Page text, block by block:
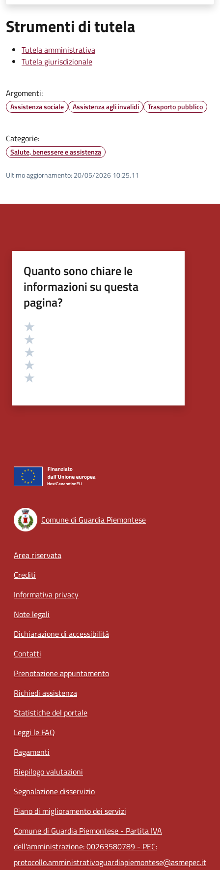
Strumenti di tutela
Tutela amministrativa
Tutela giurisdizionale
Argomenti:
Assistenza sociale Assistenza agli invalidi Trasporto pubblico
Categorie:
Salute, benessere e assistenza
Ultimo aggiornamento: 20/05/2026 10:25.11
Quanto sono chiare le
informazioni su questa
pagina?
Valutazione
Comune di Guardia Piemontese
Footer menu
Area riservata
Crediti
Informativa privacy
Note legali
Dichiarazione di accessibilità
Contatti
Prenotazione appuntamento
Richiedi assistenza
Statistiche del portale
Leggi le FAQ
Pagamenti
Riepilogo valutazioni
Segnalazione disservizio
Piano di miglioramento dei servizi
Comune di Guardia Piemontese - Partita IVA
dell'amministrazione: 00263580789 - PEC:
protocollo.amministrativoguardiapiemontese@asmepec.it